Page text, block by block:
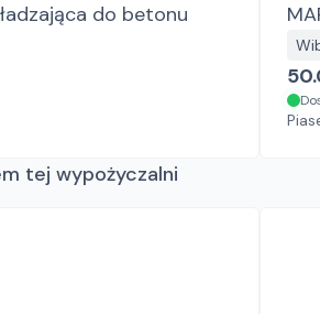
do betonu
tej wypożyczalni